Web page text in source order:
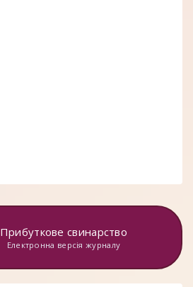
Прибуткове свинарство
Електронна версія журналу